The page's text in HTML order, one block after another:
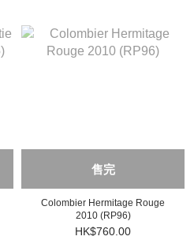
售完
Colombier Hermitage Rouge
2010 (RP96)
HK$760.00